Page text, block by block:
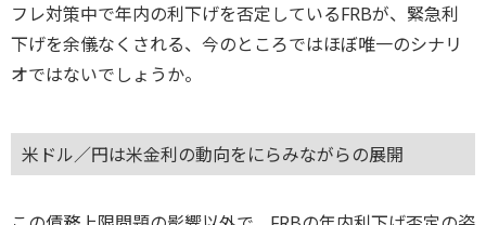
フレ対策中で年内の利下げを否定しているFRBが、緊急利
下げを余儀なくされる、今のところではほぼ唯一のシナリ
オではないでしょうか。
米ドル／円は米金利の動向をにらみながらの展開